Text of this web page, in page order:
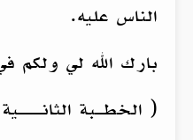
الناس عليه.
بارك الله لي ولكم
( الخطـبة